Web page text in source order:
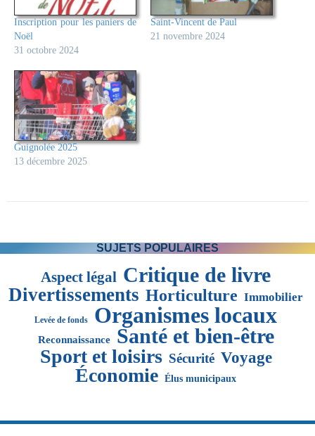
Inscription pour les paniers de
Noël
31 octobre 2024
Saint-Vincent de Paul
21 novembre 2024
Guignolée 2025
13 décembre 2025
SUJETS POPULAIRES
Aspect légal Critique de livre
Divertissements Horticulture Immobilier
Levée de fonds Organismes locaux
Reconnaissance Santé et bien-être
Sport et loisirs Sécurité Voyage
Économie Élus municipaux